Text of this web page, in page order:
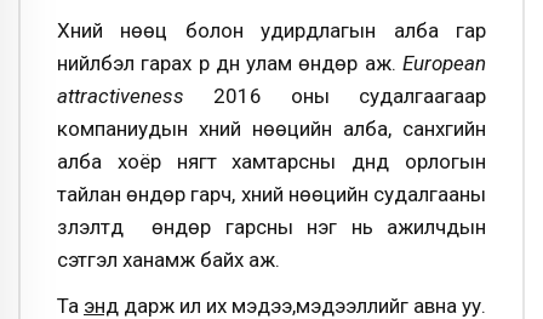
Хүний нөөц болон удирдлагын алба гар
нийлбэл гарах үр дүн улам өндөр аж. European
attractiveness 2016 оны судалгаагаар
компаниудын хүний нөөцийн алба, санхүүгийн
алба хоёр нягт хамтарсны дүнд орлогын
тайлан өндөр гарч, хүний нөөцийн судалгааны
үзүүлэлтүүд өндөр гарсны нэг нь ажилчдын
сэтгэл ханамж байх аж.
Та энд дарж илүү их мэдээ,мэдээллийг авна уу.